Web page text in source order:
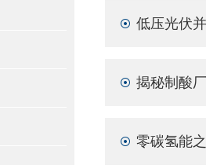
低压光伏
揭秘制酸
零碳氢能